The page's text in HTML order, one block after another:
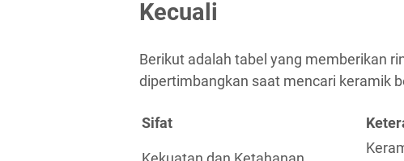
Kecuali
Berikut adalah tabel yang memberikan
dipertimbangkan saat mencari keramik
Sifat